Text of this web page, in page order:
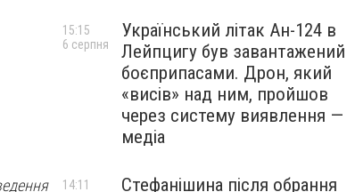
Український літак Ан-124 в
Лейпцигу був завантажений
боєприпасами. Дрон, який
«висів» над ним, пройшов
через систему виявлення —
медіа
15:15
6 серпня
Стефанішина після обрання
14:11